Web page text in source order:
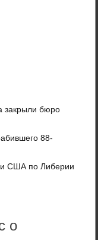
закрыли бюро
88-
США по Либерии
о